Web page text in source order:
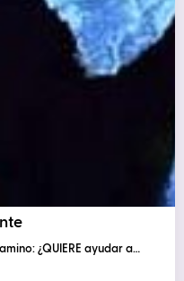
¿QUIERE ayudar a…